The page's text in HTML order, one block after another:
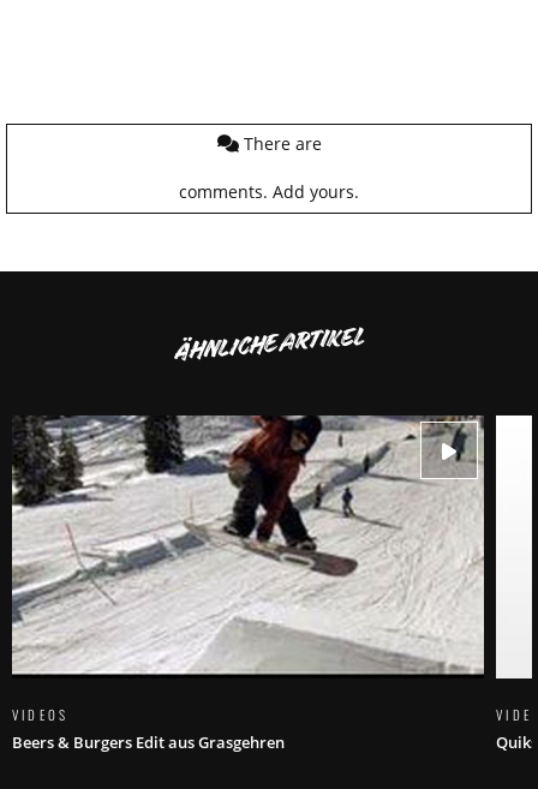
There are
comments. Add yours.
ÄHNLICHE ARTIKEL
VIDEOS
Beers & Burgers Edit aus Grasgehren